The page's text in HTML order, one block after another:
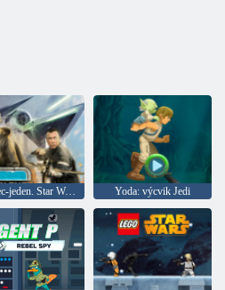
Psanec-jeden. Star Wars: Boty na zemi Yoda: výcvik Jedi